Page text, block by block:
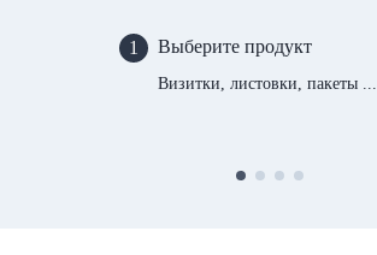
1 Выберите продукт
Визитки, листовки, пакеты ...